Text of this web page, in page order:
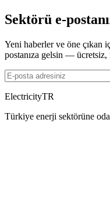
Sektörü e-
Yeni haberler ve öne çıkan
postanıza gelsin —
ElectricityTR
Türkiye enerji sektörüne